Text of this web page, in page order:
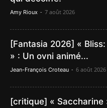
Amy Rioux - 7 août 2026
[Fantasia 2026] «
» : Un ovni animé...
Jean-François Croteau - 6 août 2026
[critique] « Saccharine